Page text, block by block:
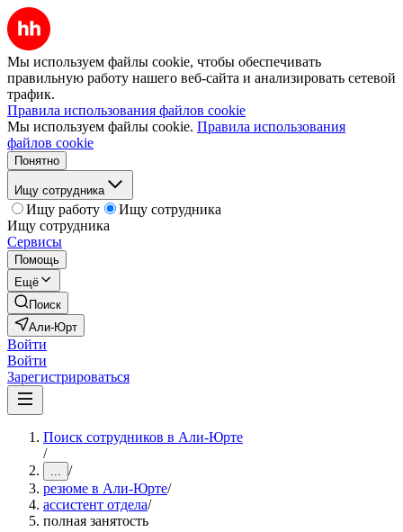
Мы используем файлы cookie, чтобы обеспечивать
правильную работу нашего веб-сайта и анализировать сетевой
трафик.
Правила использования файлов cookie
Мы используем файлы cookie. Правила использования
файлов cookie
Понятно
Ищу сотрудника
Ищу работу
Ищу сотрудника
Ищу сотрудника
Сервисы
Помощь
Ещё
Поиск
Али-Юрт
Войти
Войти
Зарегистрироваться
Поиск сотрудников в Али-Юрте
/
... /
резюме в Али-Юрте/
ассистент отдела/
полная занятость